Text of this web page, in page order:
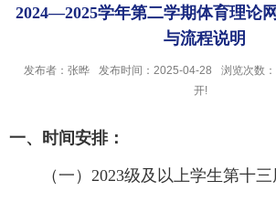
2024—2025学年第二学期体育理论
与流程说明
发布者：张晔 发布时间：2025-04-28 浏览次数：
开!
一、时间安排：
（一） 2023级及以上学生第十三